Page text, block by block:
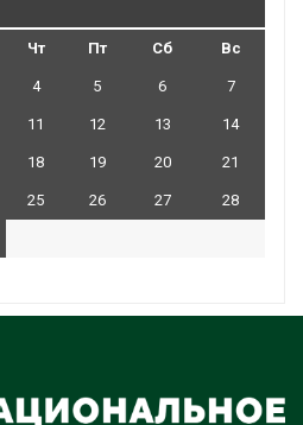
Чт Пт Сб Вс
4 5 6 7
11 12 13 14
18 19 20 21
25 26 27 28